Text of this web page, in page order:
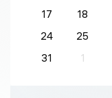
17
18
24
25
31
1